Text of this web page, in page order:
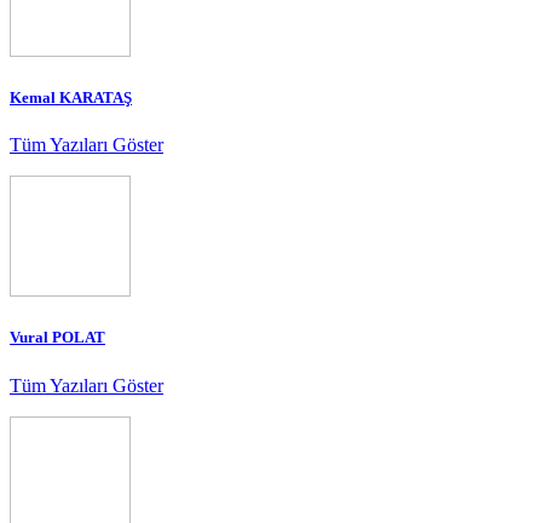
Kemal KARATAŞ
Tüm Yazıları Göster
Vural POLAT
Tüm Yazıları Göster